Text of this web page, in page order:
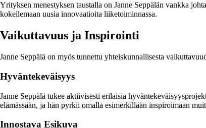
Yrityksen menestyksen taustalla on Janne Seppälän vankka
kokeilemaan uusia innovaatioita liiketoiminnassa.
Vaikuttavuus ja Inspirointi
Janne Seppälä on myös tunnettu yhteiskunnallisesta
Hyväntekeväisyys
Janne Seppälä tukee aktiivisesti erilaisia
elämässään, ja hän pyrkii omalla esimerkillään inspiroimaan
Innostava Esikuva